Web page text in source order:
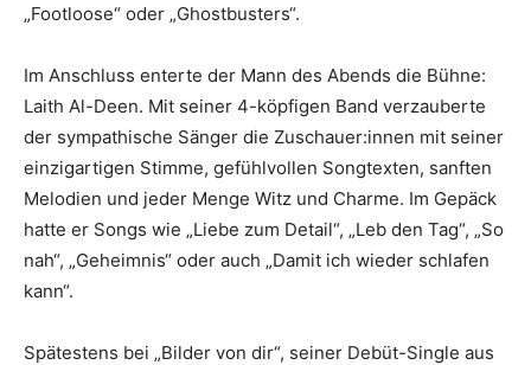
„Footloose“ oder „Ghostbusters“.
Im Anschluss enterte der Mann des Abends die Bühne:
Laith Al-Deen. Mit seiner 4-köpfigen Band verzauberte
der sympathische Sänger die Zuschauer:innen mit seiner
einzigartigen Stimme, gefühlvollen Songtexten, sanften
Melodien und jeder Menge Witz und Charme. Im Gepäck
hatte er Songs wie „Liebe zum Detail“, „Leb den Tag“, „So
nah“, „Geheimnis“ oder auch „Damit ich wieder schlafen
kann“.
Spätestens bei „Bilder von dir“, seiner Debüt-Single aus